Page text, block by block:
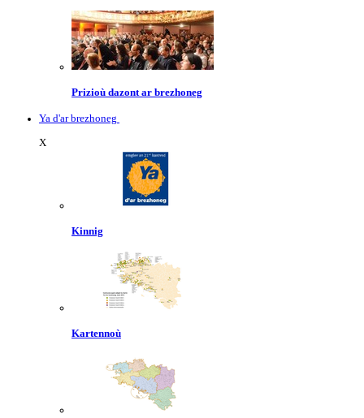
Prizioù dazont ar brezhoneg
Ya d'ar brezhoneg
X
Kinnig
Kartennoù